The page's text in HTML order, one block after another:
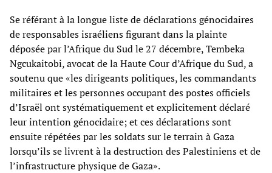
Se référant à la longue liste de déclarations génocidaires
de responsables israéliens figurant dans la plainte
déposée par l’Afrique du Sud le 27 décembre, Tembeka
Ngcukaitobi, avocat de la Haute Cour d’Afrique du Sud, a
soutenu que «les dirigeants politiques, les commandants
militaires et les personnes occupant des postes officiels
d’Israël ont systématiquement et explicitement déclaré
leur intention génocidaire; et ces déclarations sont
ensuite répétées par les soldats sur le terrain à Gaza
lorsqu’ils se livrent à la destruction des Palestiniens et de
l’infrastructure physique de Gaza».